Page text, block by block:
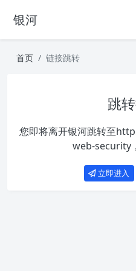
银河
首页 链接跳转
跳
您即将离开银河跳转至
web-security
立即进入